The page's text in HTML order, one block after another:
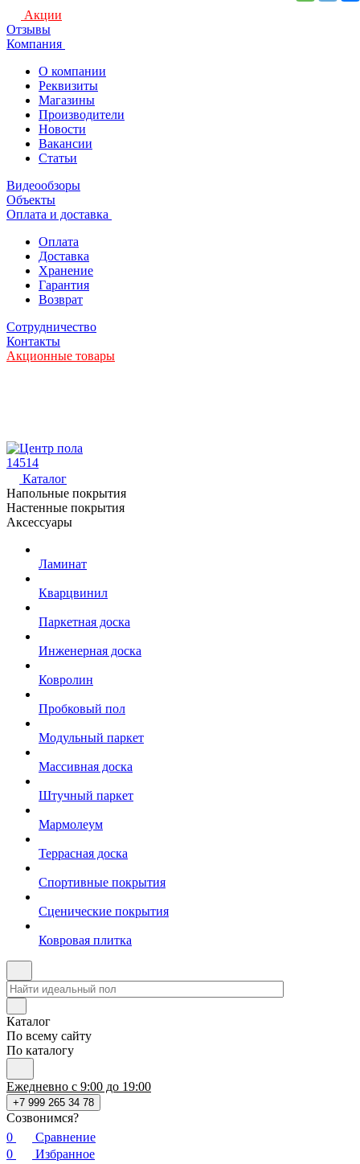
Акции
Отзывы
Компания
О компании
Реквизиты
Магазины
Производители
Новости
Вакансии
Статьи
Видеообзоры
Объекты
Оплата и доставка
Оплата
Доставка
Хранение
Гарантия
Возврат
Сотрудничество
Контакты
Акционные товары
14514
Каталог
Напольные покрытия
Настенные покрытия
Аксессуары
Ламинат
Кварцвинил
Паркетная доска
Инженерная доска
Ковролин
Пробковый пол
Модульный паркет
Массивная доска
Штучный паркет
Мармолеум
Террасная доска
Спортивные покрытия
Сценические покрытия
Ковровая плитка
Каталог
По всему сайту
По каталогу
Ежедневно с 9:00 до 19:00
+7 999 265 34 78
Созвонимся?
0
Сравнение
0
Избранное